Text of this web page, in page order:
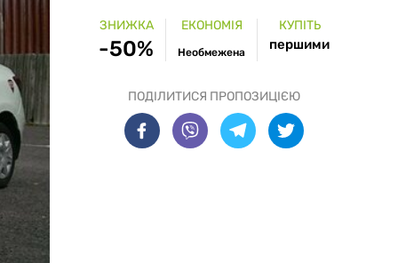
ЗНИЖКА
-50%
ЕКОНОМІЯ
Необмежена
КУПІТЬ
першими
ПОДІЛИТИСЯ ПРОПОЗИЦІЄЮ